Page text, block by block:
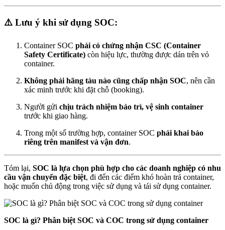
⚠️ Lưu ý khi sử dụng SOC:
Container SOC phải có chứng nhận CSC (Container
Safety Certificate) còn hiệu lực, thường được dán trên vỏ
container.
Không phải hãng tàu nào cũng chấp nhận SOC, nên cần
xác minh trước khi đặt chỗ (booking).
Người gửi chịu trách nhiệm bảo trì, vệ sinh container
trước khi giao hàng.
Trong một số trường hợp, container SOC phải khai báo
riêng trên manifest và vận đơn.
Tóm lại, SOC là lựa chọn phù hợp cho các doanh nghiệp có nhu
cầu vận chuyển đặc biệt, đi đến các điểm khó hoàn trả container,
hoặc muốn chủ động trong việc sử dụng và tái sử dụng container.
SOC là gì? Phân biệt SOC và COC trong sử dụng container